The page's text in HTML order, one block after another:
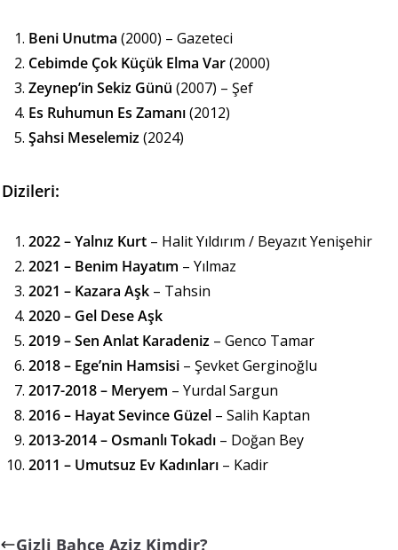
Beni Unutma (2000) – Gazeteci
Cebimde Çok Küçük Elma Var(2000)
Zeynep’in Sekiz Günü (2007) – Şef
Es Ruhumun Es Zamanı(2012)
Şahsi Meselemiz(2024)
Dizileri:
2022 – Yalnız Kurt – Halit Yıldırım / Beyazıt Yenişehir
2021 – Benim Hayatım – Yılmaz
2021 – Kazara Aşk – Tahsin
2020 – Gel Dese Aşk
2019 – Sen Anlat Karadeniz – Genco Tamar
2018 – Ege’nin Hamsisi – Şevket Gerginoğlu
2017-2018 – Meryem – Yurdal Sargun
2016 – Hayat Sevince Güzel – Salih Kaptan
2013-2014 – Osmanlı Tokadı – Doğan Bey
2011 – Umutsuz Ev Kadınları – Kadir
Gizli Bahçe Aziz Kimdir?